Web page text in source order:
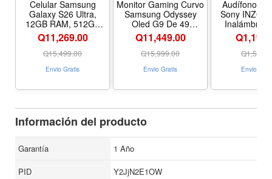
Cantidad de canales 2.0
Cantidad de altavoces 4
Dolby 2ch
Modo noche
Modos de sonido: Surround Sound Expension, Standard
Celular Samsung
Galaxy S26 Ultra,
12GB RAM, 512GB
Almacenamiento,
Color Negro,
Liberado, Dual SIM
Q11,269.00
Q15,499.00
Envio Gratis
Monitor Gaming Curvo
Samsung Odyssey
Oled G9 De 49
Pulgadas, QHD 5,120
X 1,440, 240 Hz, G-
Sync
Q11,449.00
Q15,999.00
Envio Gratis
Audífonos
Sony
Ruido,
Q
Envio
Información del producto
Garantía
1 Año
PID
Y2JjN2E1OW